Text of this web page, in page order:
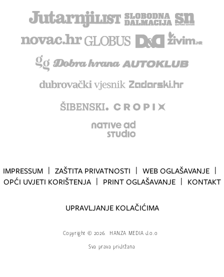
IMPRESSUM ZAŠTITA PRIVATNOSTI
WEB OGLAŠAVANJE
OPĆI UVJETI KORIŠTENJA
PRINT OGLAŠAVANJE KONTAKT
UPRAVLJANJE KOLAČIĆIMA
Copyright © 2026.
HANZA MEDIA d.o.o
Sva prava pridržana